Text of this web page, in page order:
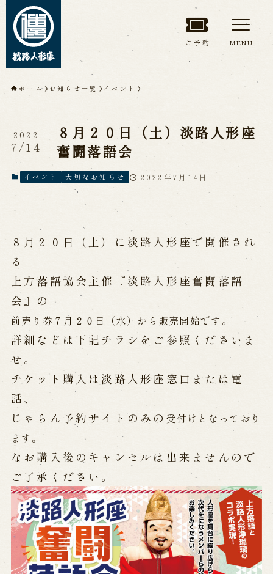
トップページ
淡路人形座について
淡路人形座とは
座員紹介
人間国宝 故鶴澤友路師匠
淡路人形座の成り立ち
淡路人形座で研修した人々
淡路人形浄瑠璃を受け継いで
公演情報
公演カレンダー
開催中の公演
近日開催の公演
出張公演
海外旅行客向け特別公演「くにうみ」
淡路島と国生み神話
淡路人形浄瑠璃の歴史
淡路人形独自の演目
淡路人形の広がり
南あわじ市の伝統芸能
ご利用案内
営業日時・料金 アクセス 館内のご案内
ご予約 MENU
ホーム お知らせ一覧 イベント
８月２０日（土）淡路人形座
奮闘落語会
2022
7/14
イベント 大切なお知らせ 2022年7月14日
８月２０日（土）に淡路人形座で開催され
る
上方落語協会主催『淡路人形座奮闘落語
会』の
前売り券７月２０日（水）から 販売開始です。
詳細などは下記チラシをご参照くださいま
せ。
チケット購入は淡路人形座窓口または電
話、
じゃらん予約サイトのみの 受付けとなっており
ます。
なお購入後のキャンセルは出来ませんので
ご了承ください。